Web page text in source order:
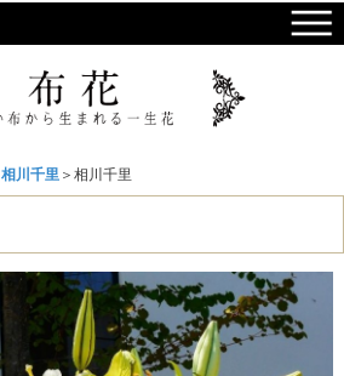
相川千里＞相川千里